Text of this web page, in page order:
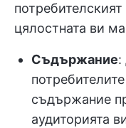
цялостната ви
Съдържание:
съдържание
аудиторията